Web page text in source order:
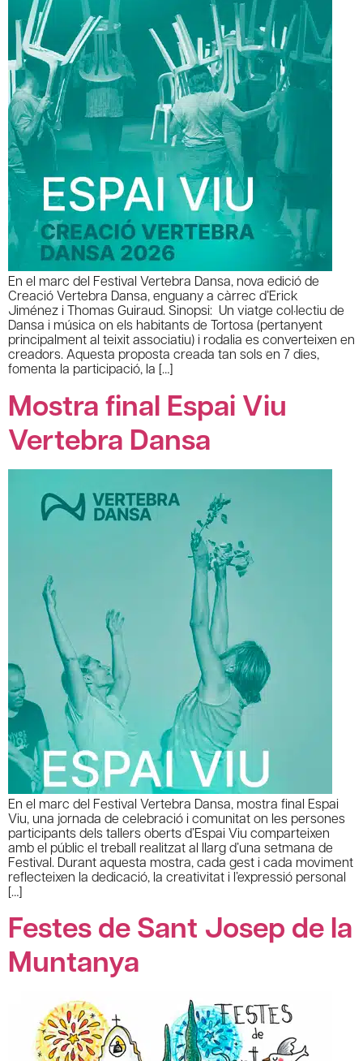
En el marc del Festival Vertebra Dansa, nova edició de
Creació Vertebra Dansa, enguany a càrrec d’Erick
Jiménez i Thomas Guiraud. Sinopsi: Un viatge col·lectiu de
Dansa i música on els habitants de Tortosa (pertanyent
principalment al teixit associatiu) i rodalia es converteixen en
creadors. Aquesta proposta creada tan sols en 7 dies,
fomenta la participació, la […]
Mostra final Espai Viu
Vertebra Dansa
En el marc del Festival Vertebra Dansa, mostra final Espai
Viu, una jornada de celebració i comunitat on les persones
participants dels tallers oberts d’Espai Viu comparteixen
amb el públic el treball realitzat al llarg d’una setmana de
Festival. Durant aquesta mostra, cada gest i cada moviment
reflecteixen la dedicació, la creativitat i l’expressió personal
[…]
Festes de Sant Josep de la
Muntanya